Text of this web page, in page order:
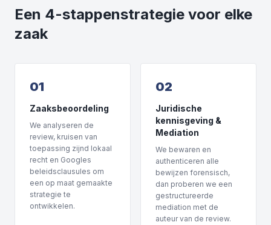
Een 4-stappenstrategie voor elke
zaak
01
Zaaksbeoordeling
We analyseren de
review, kruisen van
toepassing zijnd lokaal
recht en Googles
beleidsclausules om
een op maat gemaakte
strategie te
ontwikkelen.
02
Juridische
kennisgeving &
Mediation
We bewaren en
authenticeren alle
bewijzen forensisch,
dan proberen we een
gestructureerde
mediation met de
auteur van de review.